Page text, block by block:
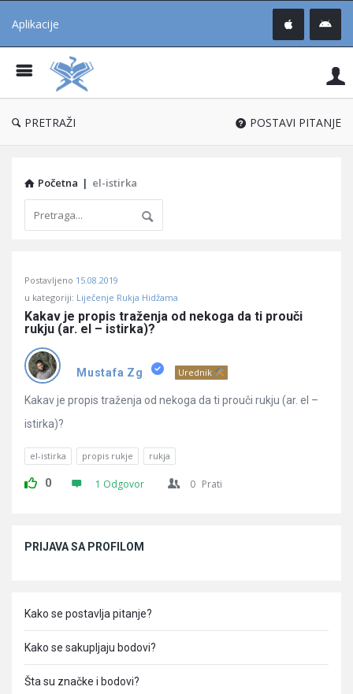
Aplikacije
®
PRETRAŽI POSTAVI PITANJE
Početna | el-istirka
Učene
Latest
Pitanja
Postavljeno 15.08.2019
u kategoriji: Liječenje Rukja Hidžama
Kakav je propis traženja od nekoga da ti prouči
rukju (ar. el – istirka)?
Mustafa Zg Urednik
Kakav je propis traženja od nekoga da ti prouči rukju (ar. el –
istirka)?
el-istirka propis rukje rukja
0 1 Odgovor 0 Prati
PRIJAVA SA PROFILOM
Kako se postavlja pitanje?
Kako se sakupljaju bodovi?
Šta su značke i bodovi?